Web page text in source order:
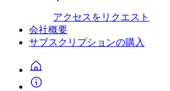
アクセスをリクエスト
会社概要
サブスクリプションの購入